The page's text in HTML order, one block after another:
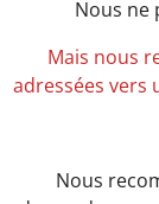
Nous ne
Mais nous
adressées vers
Nous